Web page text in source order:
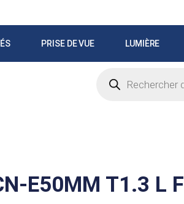
PRISE DE VUE LUMIÈRE
E50MM T1.3 L F